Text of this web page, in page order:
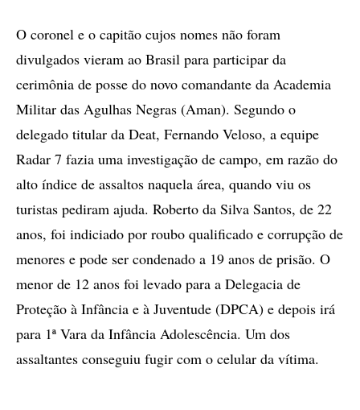
O coronel e o capitão cujos nomes não foram
divulgados vieram ao Brasil para participar da
cerimônia de posse do novo comandante da Academia
Militar das Agulhas Negras (Aman). Segundo o
delegado titular da Deat, Fernando Veloso, a equipe
Radar 7 fazia uma investigação de campo, em razão do
alto índice de assaltos naquela área, quando viu os
turistas pediram ajuda. Roberto da Silva Santos, de 22
anos, foi indiciado por roubo qualificado e corrupção de
menores e pode ser condenado a 19 anos de prisão. O
menor de 12 anos foi levado para a Delegacia de
Proteção à Infância e à Juventude (DPCA) e depois irá
para 1ª Vara da Infância Adolescência. Um dos
assaltantes conseguiu fugir com o celular da vítima.